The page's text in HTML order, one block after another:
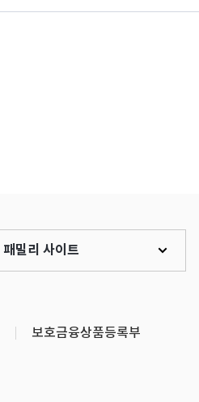
보호금융상품등록부
패밀리 사이트